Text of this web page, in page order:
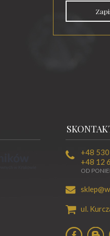
+48
+48 12
OD
ul.